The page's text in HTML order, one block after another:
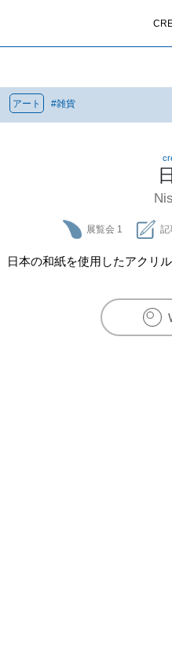
アート #雑貨
展覧会 1 記
日本の和紙を使用したアクリ